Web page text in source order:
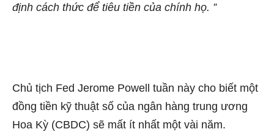
định cách thức để tiêu tiền của chính họ. ”
Chủ tịch Fed Jerome Powell tuần này cho biết một
đồng tiền kỹ thuật số của ngân hàng trung ương
Hoa Kỳ (CBDC) sẽ mất ít nhất một vài năm.